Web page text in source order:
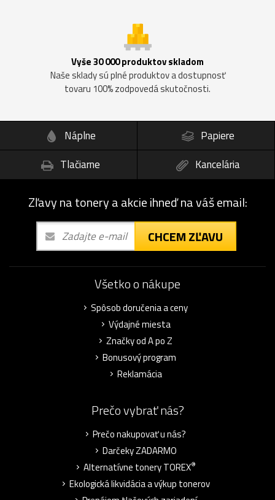
Vyše 30 000 produktov skladom
Naše sklady sú plné produktov a dostupnosť
tovaru 100% zodpovedá skutočnosti.
Náplne
Papiere
Tlačiarne
Kancelária
Zľavy na tonery a akcie ihneď na váš email:
CHCEM ZĽAVU
Všetko o nákupe
Spôsob doručenia a ceny
Výdajné miesta
Značky od A po Z
Bonusový program
Reklamácia
Prečo vybrať nás?
Prečo nakupovať u nás?
Darčeky ZADARMO
Alternatívne tonery TOREX®
Ekologická likvidácia a výkup tonerov